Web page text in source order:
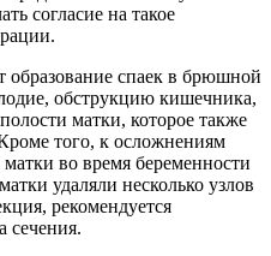
согласие на такое
спаек в брюшной
обструкцию кишечника,
матки, которое также
того, к осложнениям
во время беременности
удаляли несколько узлов
рекомендуется
сечения.